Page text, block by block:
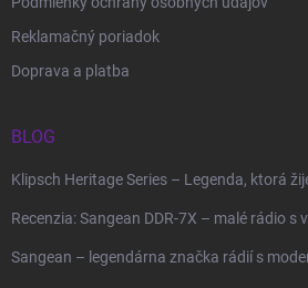
Reklamačný poriadok
Doprava a platba
BLOG
Klipsch Heritage Series – Legenda, ktorá
Recenzia: Sangean DDR-7X – malé rádio s
Sangean – legendárna značka rádií s